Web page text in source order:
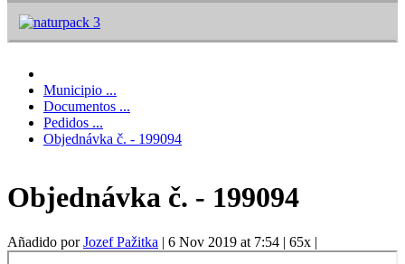
Municipio ...
Documentos ...
Pedidos ...
Objednávka č. - 199094
Objednávka č. - 199094
Añadido porJozef Pažitka | 6 Nov 2019 at 7:54 | 65x |